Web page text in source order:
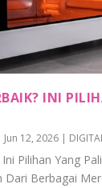
INI
Jun 12, 2026|
Pilihan Yang
Dari Berbagai